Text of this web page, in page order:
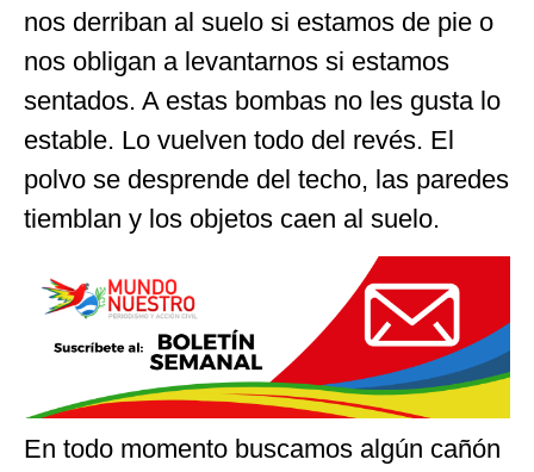
nos derriban al suelo si estamos de pie o
nos obligan a levantarnos si estamos
sentados. A estas bombas no les gusta lo
estable. Lo vuelven todo del revés. El
polvo se desprende del techo, las paredes
tiemblan y los objetos caen al suelo.
En todo momento buscamos algún cañón